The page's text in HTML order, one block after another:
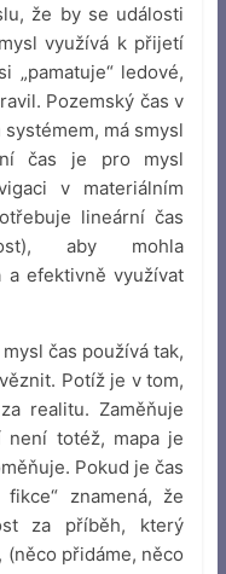
že by se události
využívá k přijetí
„pamatuje“ ledové,
Pozemský čas v
má smysl
čas je pro mysl
v materiálním
lineární čas
aby mohla
a efektivně využívat
čas používá tak,
Potíž je v tom,
realitu. Zaměňuje
není totéž, mapa je
Pokud je čas
znamená, že
za příběh, který
přidáme, něco